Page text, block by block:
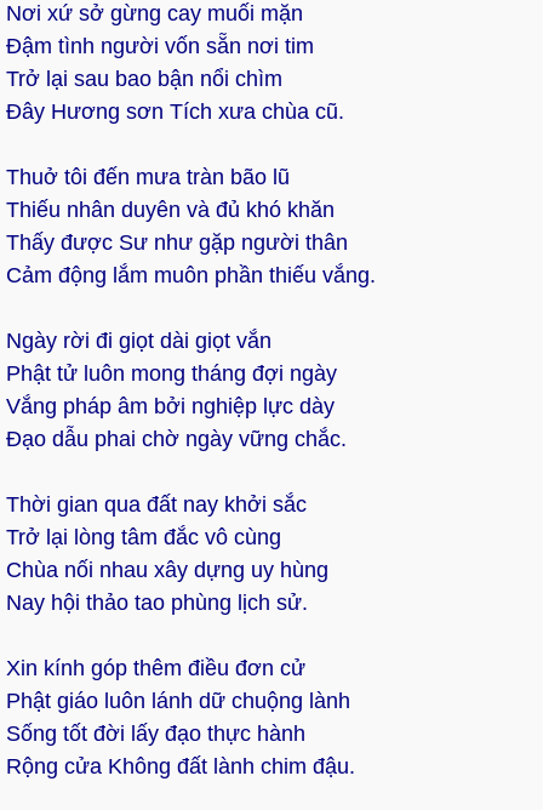
Nơi xứ sở gừng cay muối mặn
Đậm tình người vốn sẵn nơi tim
Trở lại sau bao bận nổi chìm
Đây Hương sơn Tích xưa chùa cũ.
Thuở tôi đến mưa tràn bão lũ
Thiếu nhân duyên và đủ khó khăn
Thấy được Sư như gặp người thân
Cảm động lắm muôn phần thiếu vắng.
Ngày rời đi giọt dài giọt vắn
Phật tử luôn mong tháng đợi ngày
Vắng pháp âm bởi nghiệp lực dày
Đạo dẫu phai chờ ngày vững chắc.
Thời gian qua đất nay khởi sắc
Trở lại lòng tâm đắc vô cùng
Chùa nối nhau xây dựng uy hùng
Nay hội thảo tao phùng lịch sử.
Xin kính góp thêm điều đơn cử
Phật giáo luôn lánh dữ chuộng lành
Sống tốt đời lấy đạo thực hành
Rộng cửa Không đất lành chim đậu.